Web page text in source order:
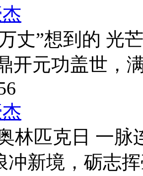
丈”想到的 光
开元功盖世，
林匹克日 一
冲新境，砺志